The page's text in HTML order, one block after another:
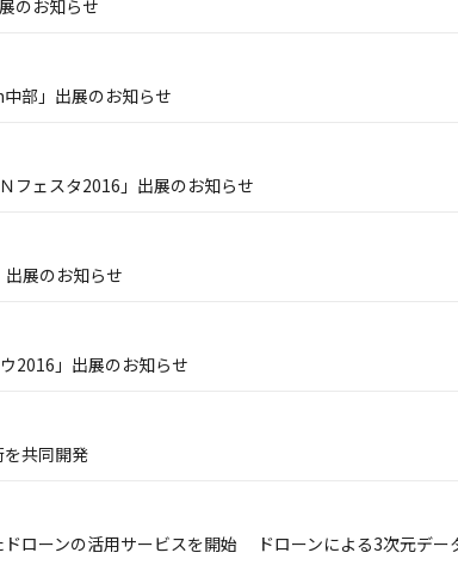
のお知らせ
部」出展のお知らせ
フェスタ2016」出展のお知らせ
展のお知らせ
2016」出展のお知らせ
共同開発
ローンの活用サービスを開始 ドローンによる3次元デー